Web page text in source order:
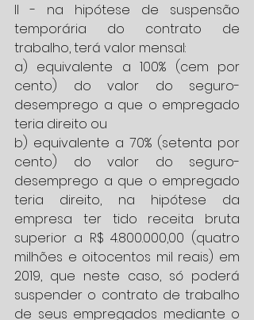
II - na hipótese de suspensão
temporária do contrato de
trabalho, terá valor mensal:
a) equivalente a 100% (cem por
cento) do valor do seguro-
desemprego a que o empregado
teria direito ou
b) equivalente a 70% (setenta por
cento) do valor do seguro-
desemprego a que o empregado
teria direito, na hipótese da
empresa ter tido receita bruta
superior a R$ 4.800.000,00 (quatro
milhões e oitocentos mil reais) em
2019, que neste caso, só poderá
suspender o contrato de trabalho
de seus empregados mediante o